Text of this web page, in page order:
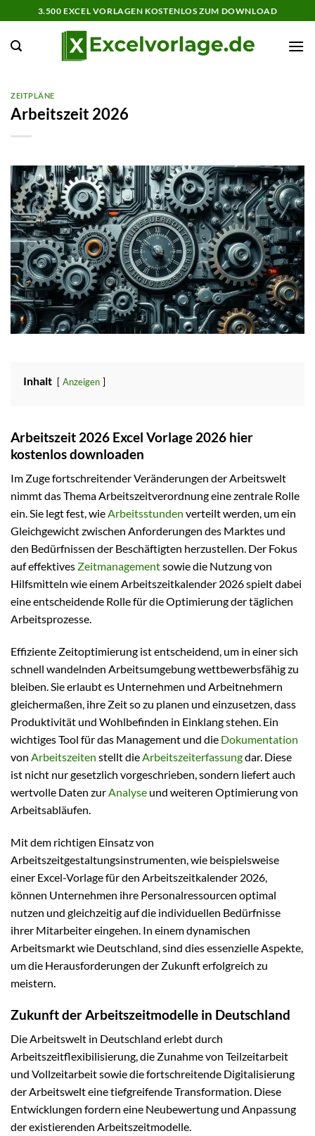
Inhalt
springen
3.500 EXCEL VORLAGEN KOSTENLOS ZUM DOWNLOAD
ZEITPLÄNE
Arbeitszeit 2026
Inhalt Anzeigen
Arbeitszeit 2026 Excel Vorlage 2026 hier
kostenlos downloaden
Im Zuge fortschreitender Veränderungen der Arbeitswelt
nimmt das Thema Arbeitszeitverordnung eine zentrale Rolle
ein. Sie legt fest, wieArbeitsstunden verteilt werden, um ein
Gleichgewicht zwischen Anforderungen des Marktes und
den Bedürfnissen der Beschäftigten herzustellen. Der Fokus
auf effektives Zeitmanagementsowie die Nutzung von
Hilfsmitteln wie einem Arbeitszeitkalender 2026 spielt dabei
eine entscheidende Rolle für die Optimierung der täglichen
Arbeitsprozesse.
Effiziente Zeitoptimierung ist entscheidend, um in einer sich
schnell wandelnden Arbeitsumgebung wettbewerbsfähig zu
bleiben. Sie erlaubt es Unternehmen und Arbeitnehmern
gleichermaßen, ihre Zeit so zu planen und einzusetzen, dass
Produktivität und Wohlbefinden in Einklang stehen. Ein
wichtiges Tool für das Management und die Dokumentation
von Arbeitszeiten stellt dieArbeitszeiterfassungdar. Diese
ist nicht nur gesetzlich vorgeschrieben, sondern liefert auch
wertvolle Daten zurAnalyse und weiteren Optimierung von
Arbeitsabläufen.
Mit dem richtigen Einsatz von
Arbeitszeitgestaltungsinstrumenten, wie beispielsweise
einer Excel-Vorlage für den Arbeitszeitkalender 2026,
können Unternehmen ihre Personalressourcen optimal
nutzen und gleichzeitig auf die individuellen Bedürfnisse
ihrer Mitarbeiter eingehen. In einem dynamischen
Arbeitsmarkt wie Deutschland, sind dies essenzielle Aspekte,
um die Herausforderungen der Zukunft erfolgreich zu
meistern.
Zukunft der Arbeitszeitmodelle in Deutschland
Die Arbeitswelt in Deutschland erlebt durch
Arbeitszeitflexibilisierung, die Zunahme von Teilzeitarbeit
und Vollzeitarbeit sowie die fortschreitende Digitalisierung
der Arbeitswelt eine tiefgreifende Transformation. Diese
Entwicklungen fordern eine Neubewertung und Anpassung
der existierenden Arbeitszeitmodelle.